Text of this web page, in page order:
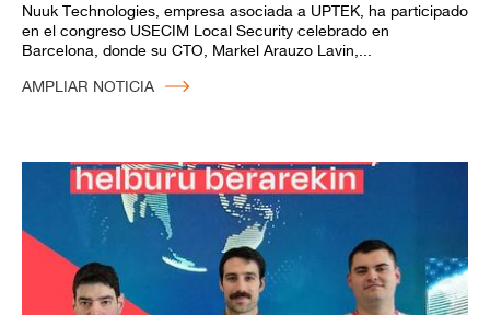
Nuuk Technologies, empresa asociada a UPTEK, ha participado
en el congreso USECIM Local Security celebrado en
Barcelona, donde su CTO, Markel Arauzo Lavin,...
AMPLIAR NOTICIA